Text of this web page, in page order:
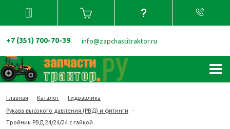
+7 (351) 700-70-39 info@zapchastitraktor.ru
Главная - Каталог - Гидравлика -
Рукава высокого давления (РВД) и фитинги
-
Тройник РВД 24/24/24 с гайкой